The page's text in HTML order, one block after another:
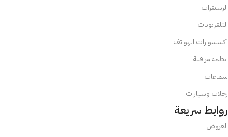
الرسيفرات
التلفزيونات
اكسسوارات الهواتف
انظمة مراقبة
سماعات
رحلات وسيارات
روابط سريعة
العروض